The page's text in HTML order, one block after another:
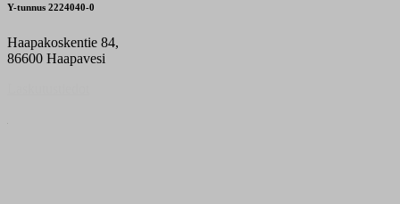
Y-tunnus 2224040-0
Haapakoskentie 84,
86600 Haapavesi